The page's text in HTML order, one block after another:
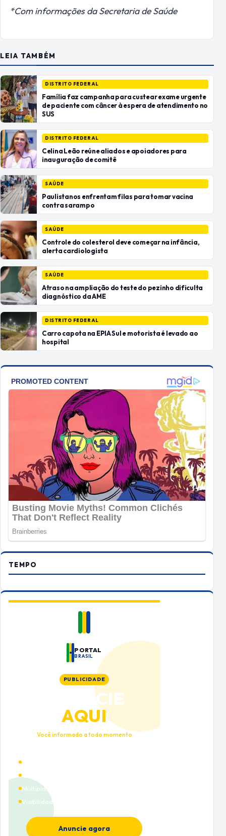
*Com informações da Secretaria de Saúde
LEIA TAMBÉM
DISTRITO FEDERAL
Família faz campanha para custear exame urgente
de paciente com câncer à espera de atendimento no
SUS
DISTRITO FEDERAL
Celina Leão reúne aliados e apoiadores para
inauguração de comitê
SAÚDE
Paulistanos enfrentam filas para tomar vacina
contra sarampo
SAÚDE
Controle do colesterol deve começar na infância,
alerta cardiologista
SAÚDE
Atraso na ampliação do teste do pezinho dificulta
diagnóstico da AME
DISTRITO FEDERAL
Carro capota na EPIA Sul e motorista é levado ao
hospital
TEMPO
PORTAL
BRASIL
PUBLICIDADE
ANUNCIE
AQUI
Você informado a todo momento
Múltiplas categorias
Visibilidade premium
Anuncie agora